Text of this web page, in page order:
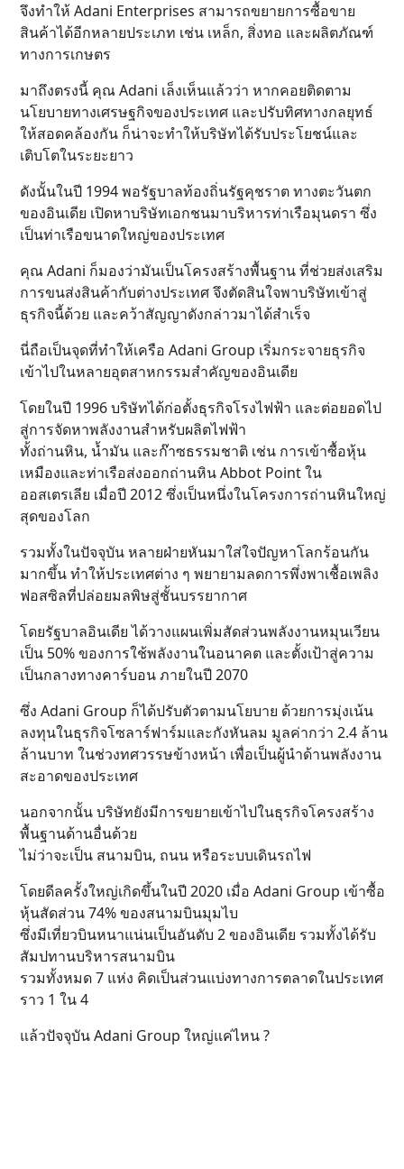
จึงทำให้ Adani Enterprises สามารถขยายการซื้อขาย
สินค้าได้อีกหลายประเภท เช่น เหล็ก, สิ่งทอ และผลิตภัณฑ์
ทางการเกษตร
มาถึงตรงนี้ คุณ Adani เล็งเห็นแล้วว่า หากคอยติดตาม
นโยบายทางเศรษฐกิจของประเทศ และปรับทิศทางกลยุทธ์
ให้สอดคล้องกัน ก็น่าจะทำให้บริษัทได้รับประโยชน์และ
เติบโตในระยะยาว
ดังนั้นในปี 1994 พอรัฐบาลท้องถิ่นรัฐคุชราต ทางตะวันตก
ของอินเดีย เปิดหาบริษัทเอกชนมาบริหารท่าเรือมุนดรา ซึ่ง
เป็นท่าเรือขนาดใหญ่ของประเทศ
คุณ Adani ก็มองว่ามันเป็นโครงสร้างพื้นฐาน ที่ช่วยส่งเสริม
การขนส่งสินค้ากับต่างประเทศ จึงตัดสินใจพาบริษัทเข้าสู่
ธุรกิจนี้ด้วย และคว้าสัญญาดังกล่าวมาได้สำเร็จ
นี่ถือเป็นจุดที่ทำให้เครือ Adani Group เริ่มกระจายธุรกิจ
เข้าไปในหลายอุตสาหกรรมสำคัญของอินเดีย
โดยในปี 1996 บริษัทได้ก่อตั้งธุรกิจโรงไฟฟ้า และต่อยอดไป
สู่การจัดหาพลังงานสำหรับผลิตไฟฟ้า
ทั้งถ่านหิน, น้ำมัน และก๊าซธรรมชาติ เช่น การเข้าซื้อหุ้น
เหมืองและท่าเรือส่งออกถ่านหิน Abbot Point ใน
ออสเตรเลีย เมื่อปี 2012 ซึ่งเป็นหนึ่งในโครงการถ่านหินใหญ่
สุดของโลก
รวมทั้งในปัจจุบัน หลายฝ่ายหันมาใส่ใจปัญหาโลกร้อนกัน
มากขึ้น ทำให้ประเทศต่าง ๆ พยายามลดการพึ่งพาเชื้อเพลิง
ฟอสซิลที่ปล่อยมลพิษสู่ชั้นบรรยากาศ
โดยรัฐบาลอินเดีย ได้วางแผนเพิ่มสัดส่วนพลังงานหมุนเวียน
เป็น 50% ของการใช้พลังงานในอนาคต และตั้งเป้าสู่ความ
เป็นกลางทางคาร์บอน ภายในปี 2070
ซึ่ง Adani Group ก็ได้ปรับตัวตามนโยบาย ด้วยการมุ่งเน้น
ลงทุนในธุรกิจโซลาร์ฟาร์มและกังหันลม มูลค่ากว่า 2.4 ล้าน
ล้านบาท ในช่วงทศวรรษข้างหน้า เพื่อเป็นผู้นำด้านพลังงาน
สะอาดของประเทศ
นอกจากนั้น บริษัทยังมีการขยายเข้าไปในธุรกิจโครงสร้าง
พื้นฐานด้านอื่นด้วย
ไม่ว่าจะเป็น สนามบิน, ถนน หรือระบบเดินรถไฟ
โดยดีลครั้งใหญ่เกิดขึ้นในปี 2020 เมื่อ Adani Group เข้าซื้อ
หุ้นสัดส่วน 74% ของสนามบินมุมไบ
ซึ่งมีเที่ยวบินหนาแน่นเป็นอันดับ 2 ของอินเดีย รวมทั้งได้รับ
สัมปทานบริหารสนามบิน
รวมทั้งหมด 7 แห่ง คิดเป็นส่วนแบ่งทางการตลาดในประเทศ
ราว 1 ใน 4
แล้วปัจจุบัน Adani Group ใหญ่แค่ไหน ?